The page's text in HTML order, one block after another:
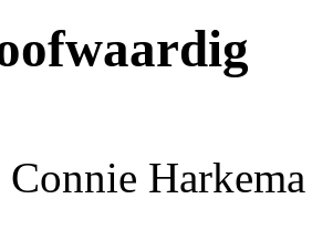
Connie Harkema